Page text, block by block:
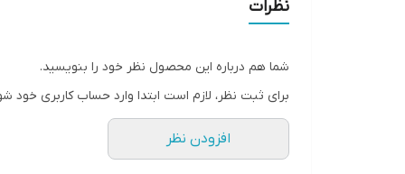
۵۵:پهنا۴۰، آستین۴۷،قدبلوز۵۵، شلوار۷۹
نظرات
شما هم درباره این محصول نظر خود را بنویسید.
برای ثبت نظر، لازم است ابتدا وارد حساب کاربری خود
افزودن نظر